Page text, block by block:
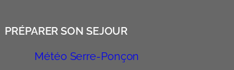
PRÉPARER SON SEJOUR
Météo Serre-Ponçon